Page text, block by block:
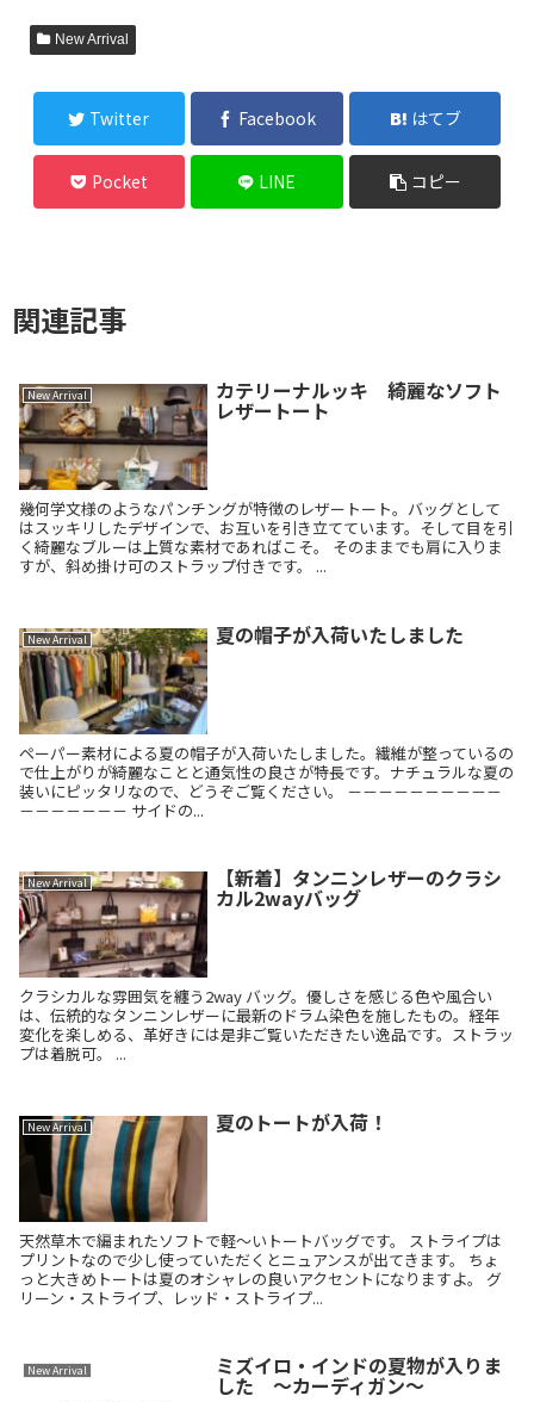
New Arrival
Twitter Facebook はてブ
Pocket LINE コピー
関連記事
New Arrival カテリーナルッキ 綺麗なソフト
レザートート
幾何学文様のようなパンチングが特徴のレザートート。バッグとして
はスッキリしたデザインで、お互いを引き立てています。そして目を引
く綺麗なブルーは上質な素材であればこそ。 そのままでも肩に入りま
すが、斜め掛け可のストラップ付きです。 ...
New Arrival 夏の帽子が入荷いたしました
ペーパー素材による夏の帽子が入荷いたしました。繊維が整っているの
で仕上がりが綺麗なことと通気性の良さが特長です。ナチュラルな夏の
装いにピッタリなので、どうぞご覧ください。 －－－－－－－－－－
－－－－－－－ サイドの...
New Arrival 【新着】タンニンレザーのクラシ
カル2wayバッグ
クラシカルな雰囲気を纏う2way バッグ。優しさを感じる色や風合い
は、伝統的なタンニンレザーに最新のドラム染色を施したもの。経年
変化を楽しめる、革好きには是非ご覧いただきたい逸品です。ストラッ
プは着脱可。 ...
New Arrival 夏のトートが入荷！
天然草木で編まれたソフトで軽～いトートバッグです。 ストライプは
プリントなので少し使っていただくとニュアンスが出てきます。 ちょ
っと大きめトートは夏のオシャレの良いアクセントになりますよ。 グ
リーン・ストライプ、レッド・ストライプ...
New Arrival ミズイロ・インドの夏物が入りま
した ～カーディガン～